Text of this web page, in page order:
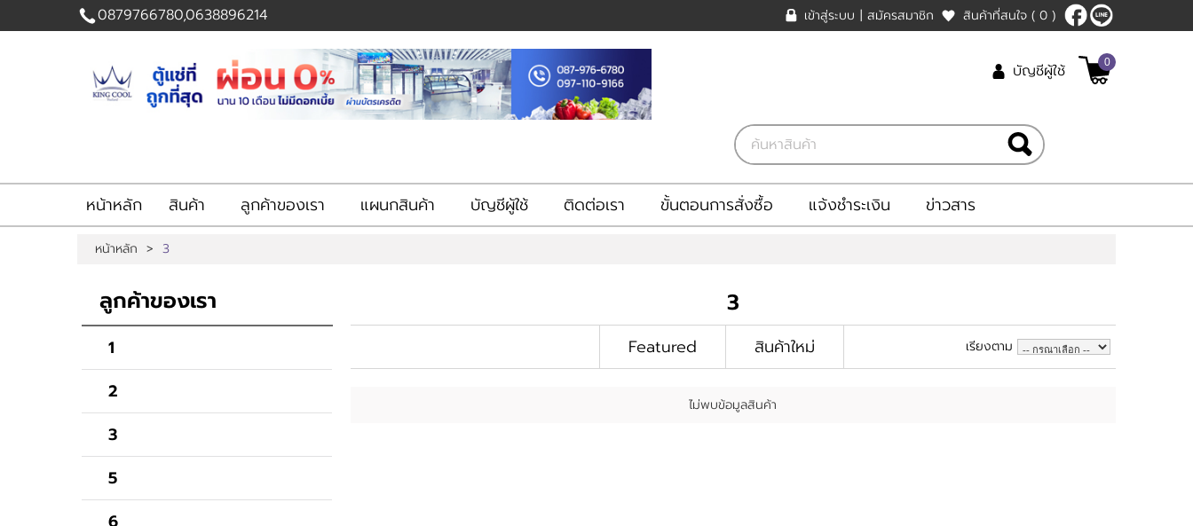
สินค้า
ลูกค้าของเรา
แผนกสินค้า
ติดต่อเรา
ขั้นตอนการสั่งซื้อ
0879766780,0638896214 เข้าสู่ระบบ | สมัครสมาชิก สินค้าที่สนใจ ( 0 )
บัญชีผู้ใช้ 0
หน้าหลัก สินค้า ลูกค้าของเรา แผนกสินค้า บัญชีผู้ใช้ ติดต่อเรา ขั้นตอนการสั่งซื้อ แจ้งชำระเงิน ข่าวสาร
หน้าหลัก > 3
ลูกค้าของเรา
1
2
3
5
3
Featured สินค้าใหม่ เรียงตาม
ไม่พบข้อมูลสินค้า